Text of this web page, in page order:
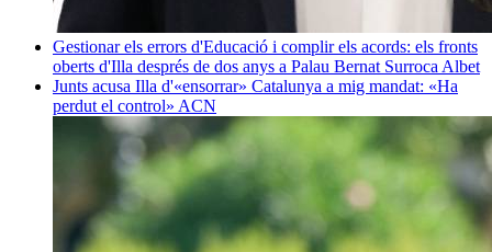
Gestionar els errors d'Educació i complir els acords: els fronts
oberts d'Illa després de dos anys a Palau Bernat Surroca Albet
Junts acusa Illa d'«ensorrar» Catalunya a mig mandat: «Ha
perdut el control» ACN